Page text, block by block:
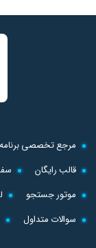
مرجع تخصصی
قالب رایگان
موتور جستجو
سوالات متداول